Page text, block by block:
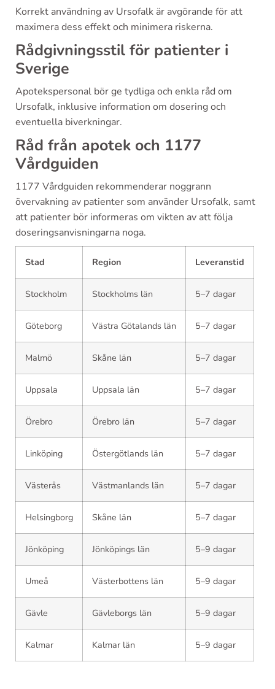
Korrekt användning av Ursofalk är avgörande för att
maximera dess effekt och minimera riskerna.
Rådgivningsstil för patienter i
Sverige
Apotekspersonal bör ge tydliga och enkla råd om
Ursofalk, inklusive information om dosering och
eventuella biverkningar.
Råd från apotek och 1177
Vårdguiden
1177 Vårdguiden rekommenderar noggrann
övervakning av patienter som använder Ursofalk, samt
att patienter bör informeras om vikten av att följa
doseringsanvisningarna noga.
Stad Region Leveranstid
Stockholm Stockholms län 5–7 dagar
Göteborg Västra Götalands län 5–7 dagar
Malmö Skåne län 5–7 dagar
Uppsala Uppsala län 5–7 dagar
Örebro Örebro län 5–7 dagar
Linköping Östergötlands län 5–7 dagar
Västerås Västmanlands län 5–7 dagar
Helsingborg Skåne län 5–7 dagar
Jönköping Jönköpings län 5–9 dagar
Umeå Västerbottens län 5–9 dagar
Gävle Gävleborgs län 5–9 dagar
Kalmar Kalmar län 5–9 dagar